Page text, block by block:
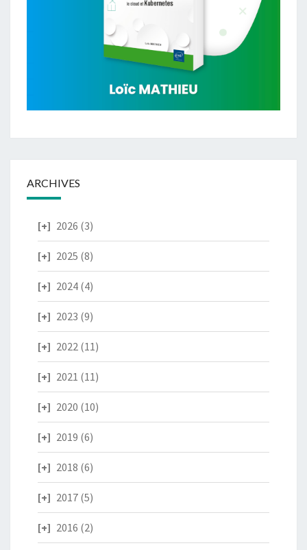
ARCHIVES
2026 (3)
2025 (8)
2024 (4)
2023 (9)
2022 (11)
2021 (11)
2020 (10)
2019 (6)
2018 (6)
2017 (5)
2016 (2)